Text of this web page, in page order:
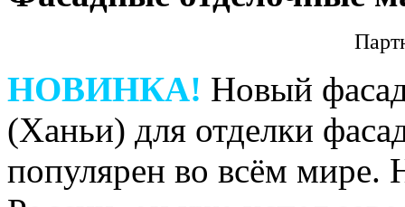
НОВИНКА! Новый
(Ханьи) для отделки
популярен во всём мире.